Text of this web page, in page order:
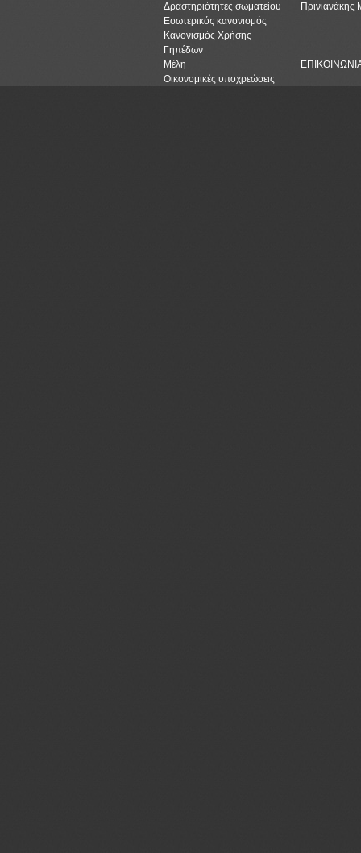
Δραστηριότητες σωματείου
Εσωτερικός κανονισμός
Κανονισμός Χρήσης
Γηπέδων
Μέλη
Οικονομικές υποχρεώσεις
Πρινιανάκης